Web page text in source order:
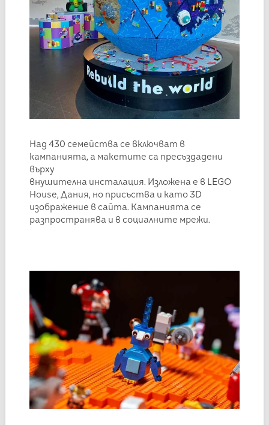
Над 430 семейства се включват в
кампанията, а макетите са пресъздадени
върху
внушителна инсталация. Изложена е в LEGO
House, Дания, но присъства и като 3D
изображение в сайта. Кампанията се
разпространява и в социалните мрежи.